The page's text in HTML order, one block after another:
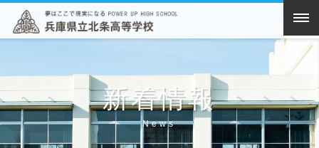
新着情報
News